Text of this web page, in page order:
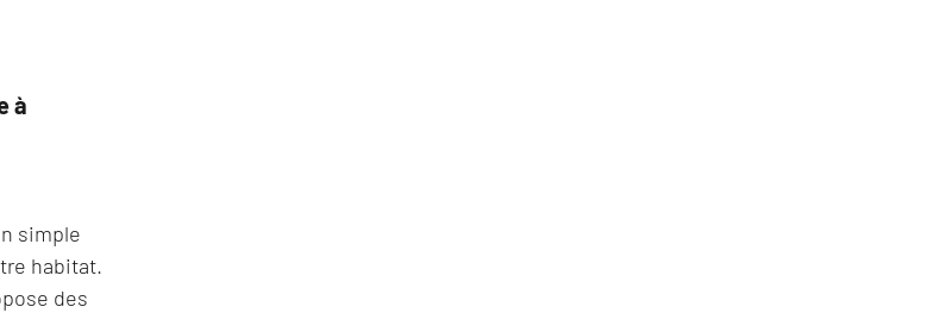
à
simple
habitat.
des